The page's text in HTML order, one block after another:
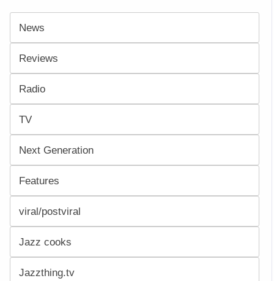
News
Reviews
Radio
TV
Next Generation
Features
viral/postviral
Jazz cooks
Jazzthing.tv